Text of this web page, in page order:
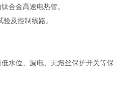
合金高速电热管。
及控制线路。
水位、漏电、无熔丝保护开关等保